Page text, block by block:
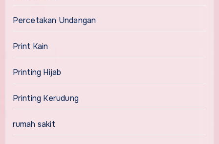
Percetakan Undangan
Print Kain
Printing Hijab
Printing Kerudung
rumah sakit